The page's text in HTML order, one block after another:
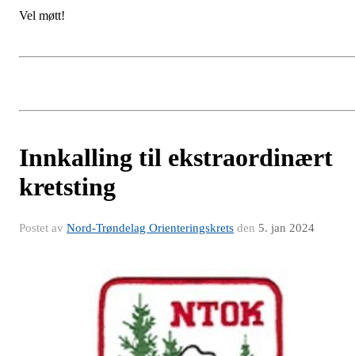
Vel møtt!
Innkalling til ekstraordinært
kretsting
Postet av Nord-Trøndelag Orienteringskrets den 5. jan 2024